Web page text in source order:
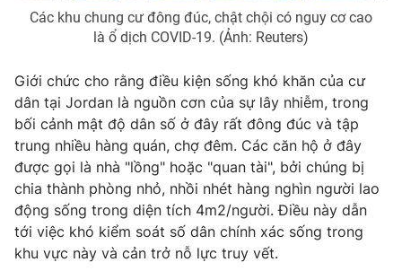
Photo Infographic
VTV Money VTV Thể thao
VTV Sức khoẻ Bất động sản
Thị trường 24h Tấm lòng Việt
Các khu chung cư đông đúc, chật chội có nguy cơ cao
là ổ dịch COVID-19. (Ảnh: Reuters)
Giới chức cho rằng điều kiện sống khó khăn của cư
dân tại Jordan là nguồn cơn của sự lây nhiễm, trong
bối cảnh mật độ dân số ở đây rất đông đúc và tập
trung nhiều hàng quán, chợ đêm. Các căn hộ ở đây
được gọi là nhà "lồng" hoặc "quan tài", bởi chúng bị
chia thành phòng nhỏ, nhồi nhét hàng nghìn người lao
động sống trong diện tích 4m2/người. Điều này dẫn
tới việc khó kiểm soát số dân chính xác sống trong
khu vực này và cản trở nỗ lực truy vết.